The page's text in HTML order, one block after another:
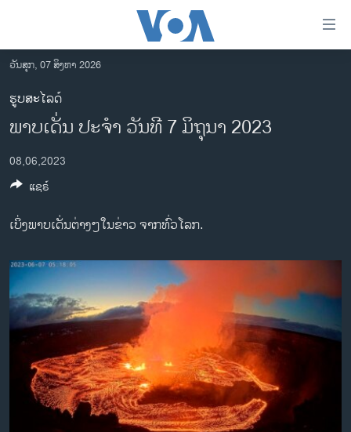
ເຂົ້າ
ຫາ
ຂ້າມ
ຂ້າມ
ໄປ
ຫາ
ຄົ້ນ
ລາວ
ອາເມຣິກາ
ການເລືອກຕັ້ງ ປະທານາທີບໍດີ ສະຫະລັດ 2024
ຂ່າວ​ຈີນ
ໂລກ
ອິດສະຫຼະພາບດ້ານການຂ່າວ
ຊີວິດຊາວລາວ
ຊຸມຊົນຊາວລາວ
ວິທະຍາສາດ-ເທັກໂນໂລຈີ
ທຸລະກິດ
ພາສາອັງກິດ
ວັນສຸກ, 07 ສິງຫາ 2026
ຮູບສະໄລດ໌
ພາບເດັ່ນ ປະຈຳ ວັນທີ 7 ມິຖຸນາ 2023
08,06,2023
ເບິ່ງພາບເດັ່ນຕ່າງໆໃນຂ່າວ ຈາກທົ່ວໂລກ.
ແຊຣ໌